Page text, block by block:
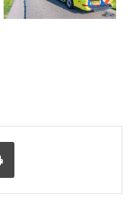
Print